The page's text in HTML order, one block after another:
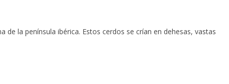
la península ibérica. Estos cerdos se crían en dehesas, vastas